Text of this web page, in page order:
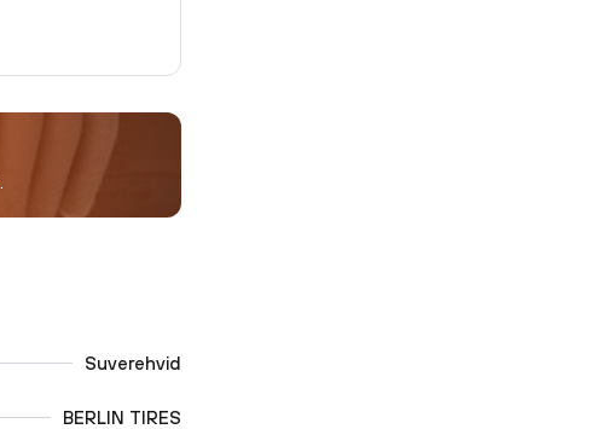
Suverehvid
BERLIN TIRES